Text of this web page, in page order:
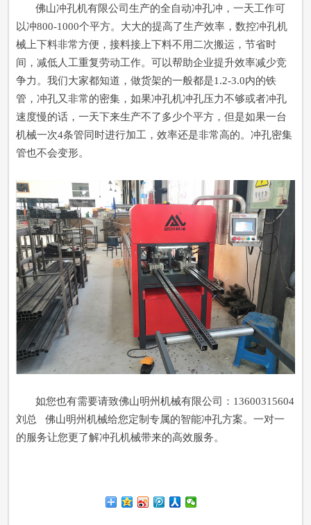
佛山冲孔机有限公司生产的全自动冲孔冲，一天工作可
以冲800-1000个平方。大大的提高了生产效率，数控冲孔机
械上下料非常方便，接料接上下料不用二次搬运，节省时
间，减低人工重复劳动工作。可以帮助企业提升效率减少竞
争力。我们大家都知道，做货架的一般都是1.2-3.0内的铁
管，冲孔又非常的密集，如果冲孔机冲孔压力不够或者冲孔
速度慢的话，一天下来生产不了多少个平方，但是如果一台
机械一次4条管同时进行加工，效率还是非常高的。冲孔密集
管也不会变形。
如您也有需要请致佛山明州机械有限公司：13600315604
刘总 佛山明州机械给您定制专属的智能冲孔方案。一对一
的服务让您更了解冲孔机械带来的高效服务。